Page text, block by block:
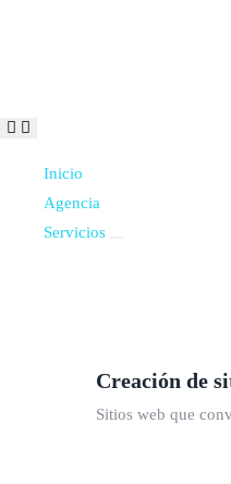
Inicio
Agencia
Servicios
Creación de
Sitios web que